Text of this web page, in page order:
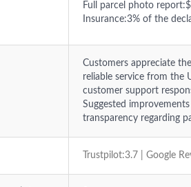
Full parcel photo
Insurance:3% of the
Customers appreciate
reliable service from the
customer support
Suggested
transparency regarding
Trustpilot:3.7 | Google